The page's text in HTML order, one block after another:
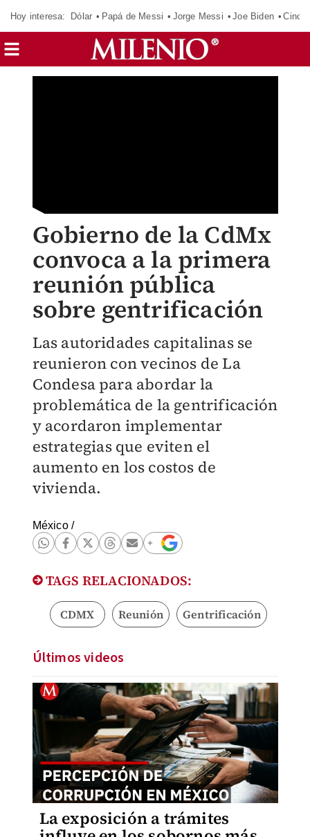
Hoy interesa: Dólar Papá de Messi Jorge Messi Joe Biden
Gobierno de la CdMx
convoca a la primera
reunión pública
sobre gentrificación
Las autoridades capitalinas se
reunieron con vecinos de La
Condesa para abordar la
problemática de la gentrificación
y acordaron implementar
estrategias que eviten el
aumento en los costos de
vivienda.
México/
TAGS RELACIONADOS:
CDMX Reunión Gentrificación
Últimos videos
La exposición a trámites